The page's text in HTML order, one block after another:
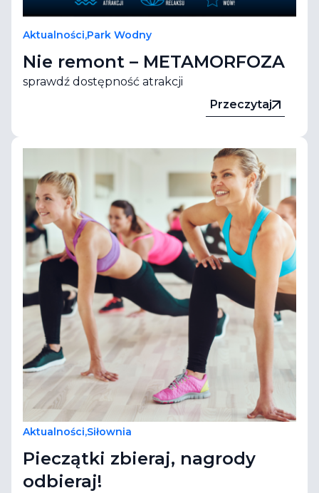
Aktualności,Park Wodny
Nie remont – METAMORFOZA
sprawdź dostępność atrakcji
Przeczytaj
Aktualności,Siłownia
Pieczątki zbieraj, nagrody
odbieraj!